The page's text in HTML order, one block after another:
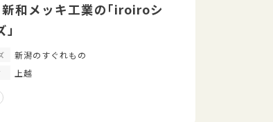
和メッキ工業の「iroiroシ
新潟のすぐれもの
上越